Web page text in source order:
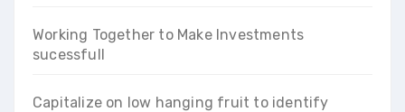
Working Together to Make Investments
sucessfull
Capitalize on low hanging fruit to identify